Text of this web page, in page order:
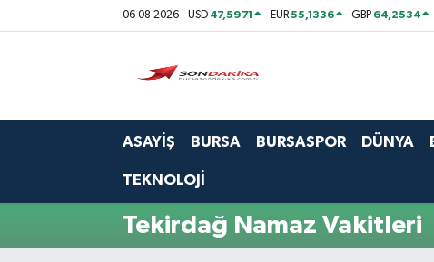
06-08-2026 USD 47,5971 EUR55,1336 GBP 64,2534
ASAYİŞ BURSA BURSASPOR DÜNYA
TEKNOLOJİ
Tekirdağ Namaz Vakitleri
Ekonomi
Foto Galeri